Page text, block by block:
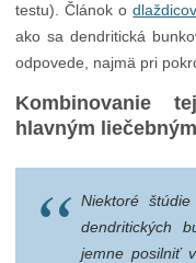
testu). Článok o
ako sa dendritická
odpovede, najmä pri
Kombinovanie
hlavným
Niektoré
dendritických
jemne posilniť